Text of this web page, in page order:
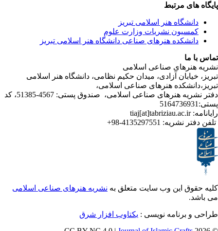
مرتبط
هنر اسلامی تبریز
نشریات وزارت علوم
هنرهای صناعی دانشگاه هنر اسلامی تبریز
صناعی اسلامی
آزادی، میدان حکیم نظامی، دانشگاه هنر اسلامی
هنرهای صناعی اسلامی،
دفتر نشریه هنرهای صناعی اسلامی، صندوق پستی: 4567-51385، کد
نشریه:4135297551-98+
این وب سایت متعلق بهنشریه هنرهای صناعی اسلامی
نویسی : یکتاوب افزار شرق